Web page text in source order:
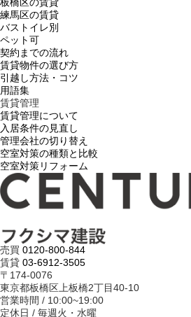
練馬区の賃貸
バストイレ別
ペット可
契約までの流れ
賃貸物件の選び方
引越し方法・コツ
用語集
賃貸管理
賃貸管理について
入居条件の見直し
管理会社の切り替え
空室対策の種類と比較
空室対策リフォーム
売買 0120-800-844
賃貸 03-6912-3505
〒174-0076
東京都板橋区上板橋2丁目40-10
営業時間 / 10:00~19:00
定休日 / 毎週火・水曜